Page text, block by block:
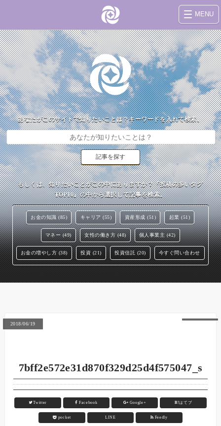
MENU
あなたがこのサイトで知りたいことは？キーワードを入れて検索。
もしくは、知りたいことがこの中にありますか？『投稿の多いタグ
TOP10』の中から選択して記事を検索。
お金の知識 (85) キャリア (55) 資産形成 (51) 起業 (51)
マネー (49) 女性の働き方 (48) 個人事業主 (42)
お金の増やし方 (38) 投資 (21) 投資信託 (20) 今すぐ問い合わせ
2018/06/19
7bff2e572e31d870f329d25d4f575047_s
Twitter Facebook Google+ B!はてブ
pocket LINE Feedly